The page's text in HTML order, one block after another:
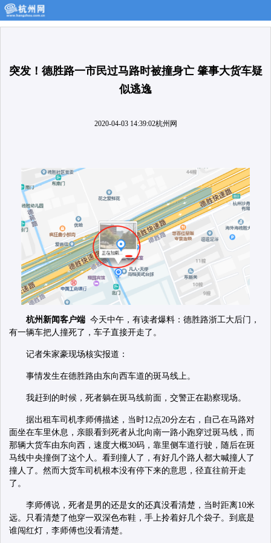
突发！德胜路一市民过马路时被撞身亡 肇事大货车疑
似逃逸
2020-04-03 14:39:02杭州网
杭州新闻客户端今天中午，有读者爆料：德胜路浙工大后门，
有一辆车把人撞死了，车子直接开走了。
记者朱家豪现场核实报道：
事情发生在德胜路由东向西车道的斑马线上。
我赶到的时候，死者躺在斑马线前面，交警正在勘察现场。
据出租车司机李师傅描述，当时12点20分左右，自己在马路对
面坐在车里休息，亲眼看到死者从北向南一路小跑穿过斑马线，而
那辆大货车由东向西，速度大概30码，靠里侧车道行驶，随后在斑
马线中央撞倒了这个人。看到撞人了，有好几个路人都大喊撞人了
撞人了。然而大货车司机根本没有停下来的意思，径直往前开走
了。
李师傅说，死者是男的还是女的还真没看清楚，当时距离10米
远。只看清楚了他穿一双深色布鞋，手上拎着好几个袋子。到底是
谁闯红灯，李师傅也没看清楚。